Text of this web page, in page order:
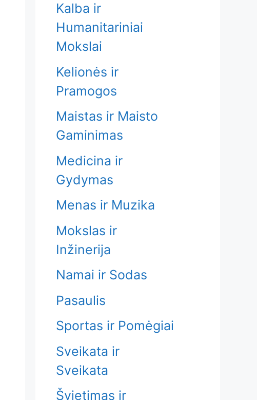
Kalba ir
Humanitariniai
Mokslai
Kelionės ir
Pramogos
Maistas ir Maisto
Gaminimas
Medicina ir
Gydymas
Menas ir Muzika
Mokslas ir
Inžinerija
Namai ir Sodas
Pasaulis
Sportas ir Pomėgiai
Sveikata ir
Sveikata
Švietimas ir